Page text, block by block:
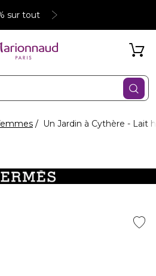
sur tout
Un Jardin à Cythère - Lait